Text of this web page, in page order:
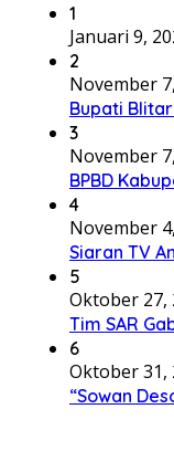
1
Januari 9,
2
November
Bupati
3
November
BPBD
4
November
Siaran TV
5
Oktober 27,
Tim SAR
6
Oktober 31,
“Sowan